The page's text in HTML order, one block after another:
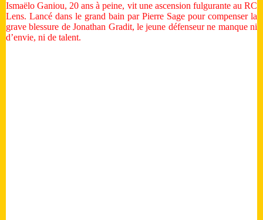
Ismaëlo Ganiou, 20 ans à peine, vit une ascension fulgurante au RC
Lens. Lancé dans le grand bain par Pierre Sage pour compenser la
grave blessure de Jonathan Gradit, le jeune défenseur ne manque ni
d’envie, ni de talent.